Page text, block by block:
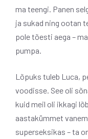
ma teengi. Panen
ja sukad ning ootan
pole tõesti aega –
pumpa.
Lõpuks tuleb Luca,
voodisse. See oli
kuid meil oli ikkagi
aastakümmet
superseksikas – ta